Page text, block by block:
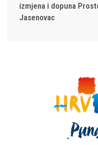
izmjena i dopuna
Jasenovac